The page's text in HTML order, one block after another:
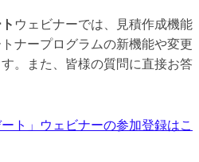
ウェビナーでは、見積作成機能
ナープログラムの新機能や変更
。また、皆様の質問に直接お答
ト」ウェビナーの参加登録はこ